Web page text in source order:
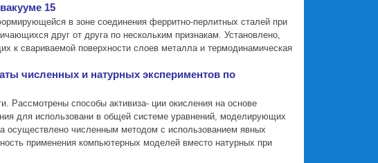
15
в зоне соединения ферритно-перлитных сталей при
друг от друга по нескольким признакам. Установлено,
к свариваемой поверхности слоев металла и термодинамическая
численных и натурных экспериментов по
Рассмотрены способы активиза- ции окисления на основе
для использовани в общей системе уравнений, моделирующих
осуществлено численным методом с использованием явных
применения компьютерных моделей вместо натурных при